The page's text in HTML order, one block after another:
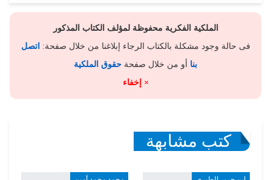
الملكية الفكرية محفوظة لمؤلف الكتاب المذكور
فى حالة وجود مشكلة بالكتاب الرجاء إبلاغنا من خلال صفحة: اتصل
بنا أو من خلال صفحة حقوق الملكية
× إخفاء
كتب مشابهة